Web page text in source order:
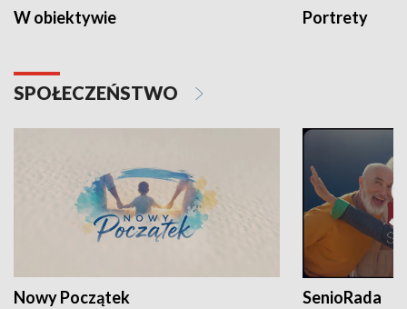
W obiektywie Portrety
SPOŁECZEŃSTWO
Nowy Początek SenioRada